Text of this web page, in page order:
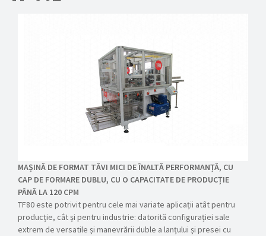
MAȘINĂ DE FORMAT TĂVI MICI DE ÎNALTĂ PERFORMANȚĂ, CU
CAP DE FORMARE DUBLU, CU O CAPACITATE DE PRODUCȚIE
PÂNĂ LA 120 CPM
TF80 este potrivit pentru cele mai variate aplicații atât pentru
producție, cât și pentru industrie: datorită configurației sale
extrem de versatile și manevrării duble a lanțului și presei cu